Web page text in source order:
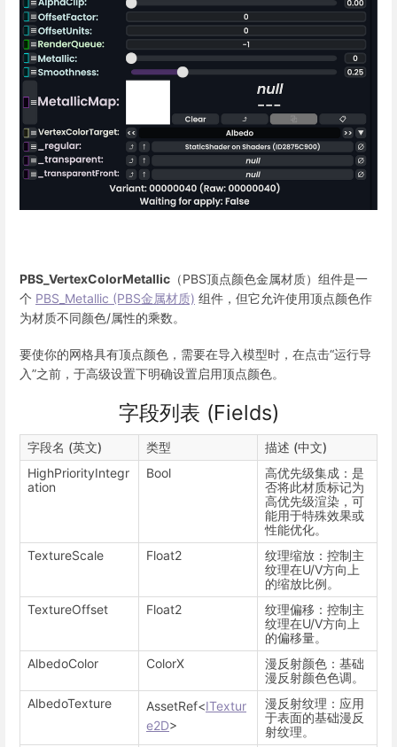
PBS_VertexColorMetallic （PBS顶点颜色金属材质）组件是一
个 PBS_Metallic (PBS金属材质) 组件，但它允许使用顶点颜色作
为材质不同颜色/属性的乘数。
要使你的网格具有顶点颜色，需要在导入模型时，在点击“运行导
入”之前，于高级设置下明确设置启用顶点颜色。
字段列表 (Fields)
字段名 (英文) 类型
描述 (中文)
HighPriorityIntegr
ation
Bool
高优先级集成：是
否将此材质标记为
高优先级渲染，可
能用于特殊效果或
性能优化。
TextureScale
Float2
纹理缩放：控制主
纹理在U/V方向上
的缩放比例。
TextureOffset
Float2
纹理偏移：控制主
纹理在U/V方向上
的偏移量。
AlbedoColor
ColorX
漫反射颜色：基础
漫反射颜色色调。
AlbedoTexture
AssetRef<ITextur
e2D>
漫反射纹理：应用
于表面的基础漫反
射纹理。